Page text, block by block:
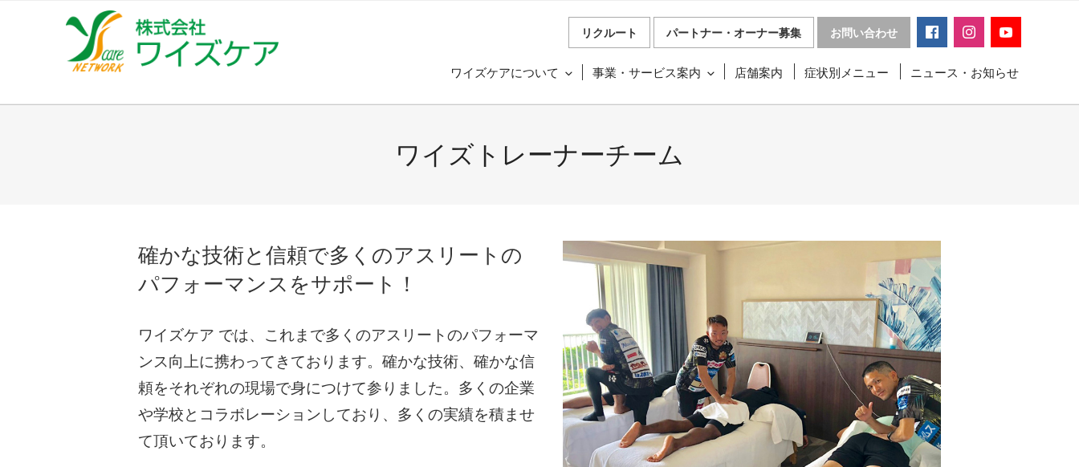
へ
リクルート パートナー・オーナー募集 お問い合わせ
ワイズケアについて 事業・サービス案内 店舗案内 症状別メニュー ニュース・お知らせ
ワイズトレーナーチーム
確かな技術と信頼で多くのアスリートの
パフォーマンスをサポート！
ワイズケア では、これまで多くのアスリートのパフォーマ
ンス向上に携わってきております。確かな技術、確かな信
頼をそれぞれの現場で身につけて参りました。多くの企業
や学校とコラボレーションしており、多くの実績を積ませ
て頂いております。